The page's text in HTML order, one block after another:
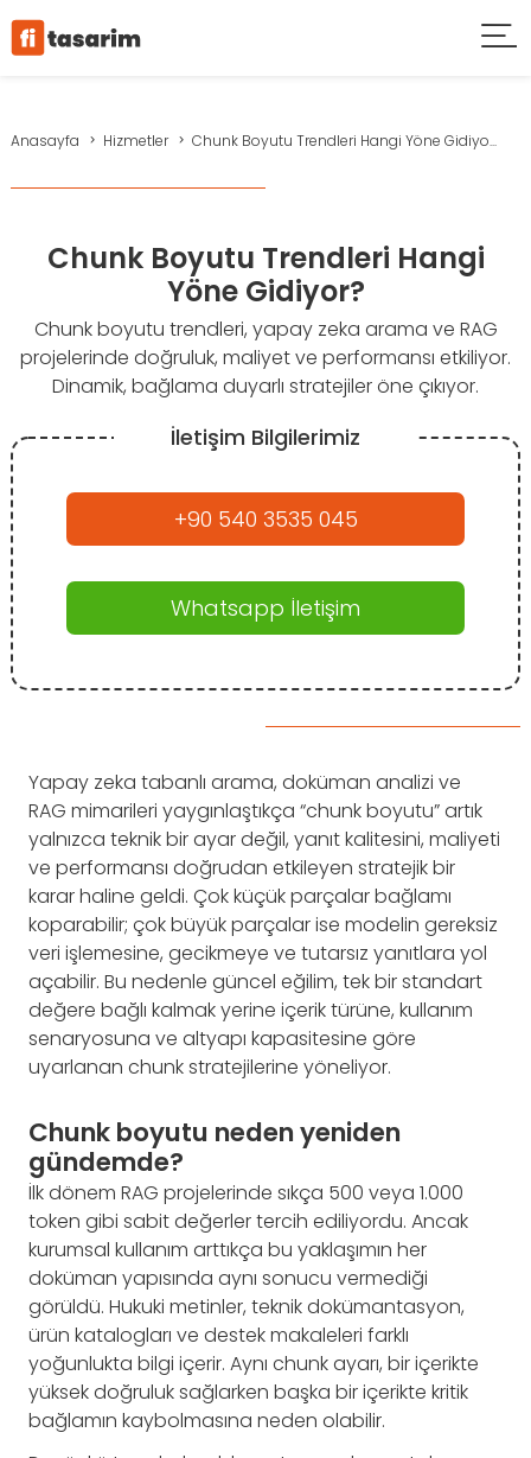
Anasayfa Hizmetler Chunk Boyutu Trendleri Hangi Yöne Gidiyo...
Chunk Boyutu Trendleri Hangi
Yöne Gidiyor?
Chunk boyutu trendleri, yapay zeka arama ve RAG
projelerinde doğruluk, maliyet ve performansı etkiliyor.
Dinamik, bağlama duyarlı stratejiler öne çıkıyor.
İletişim Bilgilerimiz
+90 540 3535 045
Whatsapp İletişim
Yapay zeka tabanlı arama, doküman analizi ve
RAG mimarileri yaygınlaştıkça “chunk boyutu” artık
yalnızca teknik bir ayar değil, yanıt kalitesini, maliyeti
ve performansı doğrudan etkileyen stratejik bir
karar haline geldi. Çok küçük parçalar bağlamı
koparabilir; çok büyük parçalar ise modelin gereksiz
veri işlemesine, gecikmeye ve tutarsız yanıtlara yol
açabilir. Bu nedenle güncel eğilim, tek bir standart
değere bağlı kalmak yerine içerik türüne, kullanım
senaryosuna ve altyapı kapasitesine göre
uyarlanan chunk stratejilerine yöneliyor.
Chunk boyutu neden yeniden
gündemde?
İlk dönem RAG projelerinde sıkça 500 veya 1.000
token gibi sabit değerler tercih ediliyordu. Ancak
kurumsal kullanım arttıkça bu yaklaşımın her
doküman yapısında aynı sonucu vermediği
görüldü. Hukuki metinler, teknik dokümantasyon,
ürün katalogları ve destek makaleleri farklı
yoğunlukta bilgi içerir. Aynı chunk ayarı, bir içerikte
yüksek doğruluk sağlarken başka bir içerikte kritik
bağlamın kaybolmasına neden olabilir.